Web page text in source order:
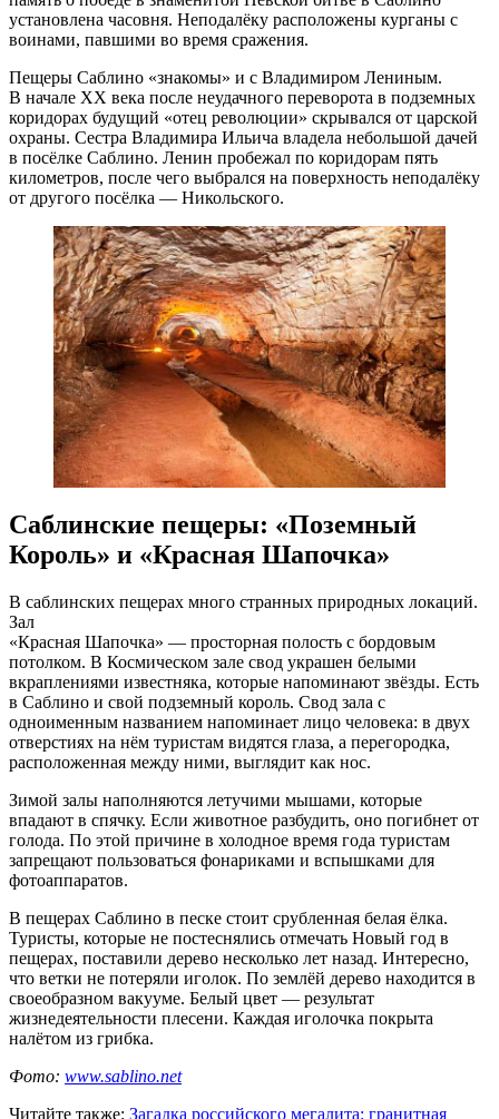
установлена часовня. Неподалёку расположены курганы с
воинами, павшими во время сражения.
Пещеры Саблино «знакомы» и с Владимиром Лениным.
В начале XX века после неудачного переворота в подземных
коридорах будущий «отец революции» скрывался от царской
охраны. Сестра Владимира Ильича владела небольшой дачей
в посёлке Саблино. Ленин пробежал по коридорам пять
километров, после чего выбрался на поверхность неподалёку
от другого посёлка — Никольского.
Саблинские пещеры: «Поземный
Король» и «Красная Шапочка»
В саблинских пещерах много странных природных локаций.
Зал
«Красная Шапочка» — просторная полость с бордовым
потолком. В Космическом зале свод украшен белыми
вкраплениями известняка, которые напоминают звёзды. Есть
в Саблино и свой подземный король. Свод зала с
одноименным названием напоминает лицо человека: в двух
отверстиях на нём туристам видятся глаза, а перегородка,
расположенная между ними, выглядит как нос.
Зимой залы наполняются летучими мышами, которые
впадают в спячку. Если животное разбудить, оно погибнет от
голода. По этой причине в холодное время года туристам
запрещают пользоваться фонариками и вспышками для
фотоаппаратов.
В пещерах Саблино в песке стоит срубленная белая ёлка.
Туристы, которые не постеснялись отмечать Новый год в
пещерах, поставили дерево несколько лет назад. Интересно,
что ветки не потеряли иголок. По землёй дерево находится в
своеобразном вакууме. Белый цвет — результат
жизнедеятельности плесени. Каждая иголочка покрыта
налётом из грибка.
Фото: www.sablino.net
Читайте также: Загадка российского мегалита: гранитная